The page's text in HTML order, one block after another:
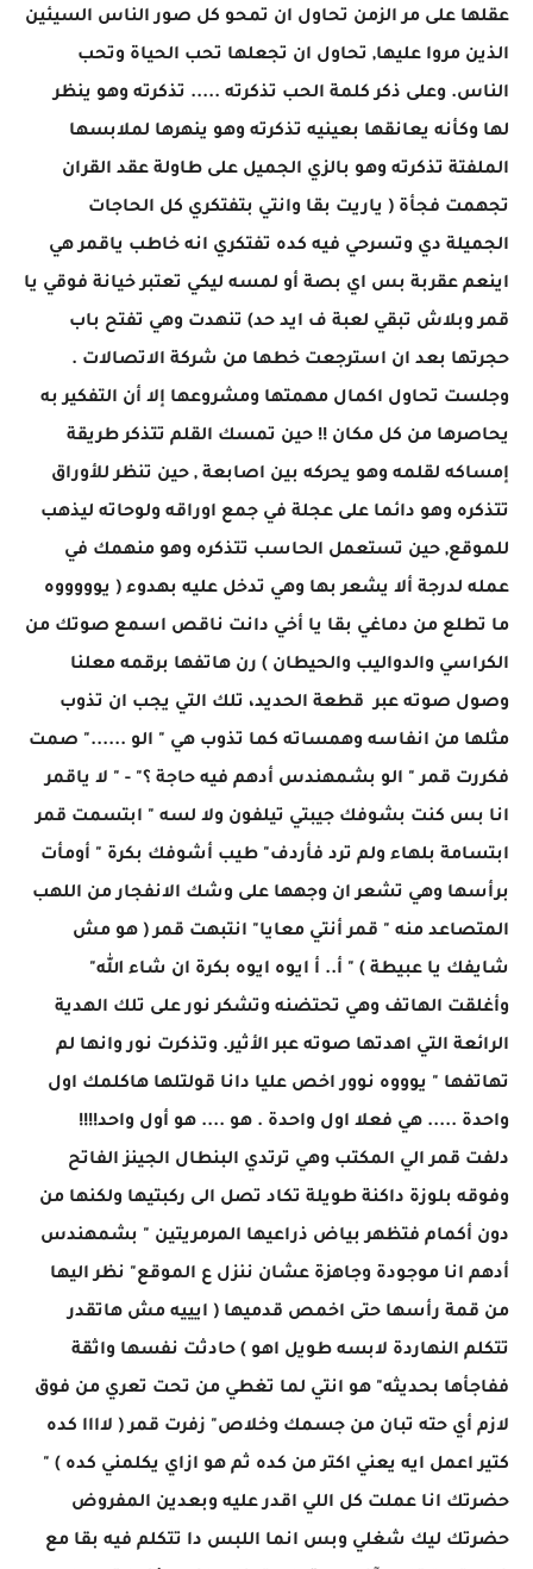
عقلها على مر الزمن تحاول ان تمحو كل صور الناس السيئين
الذين مروا عليها, تحاول ان تجعلها تحب الحياة وتحب
الناس. وعلى ذكر كلمة الحب تذكرته ..... تذكرته وهو ينظر
لها وكأنه يعانقها بعينيه تذكرته وهو ينهرها لملابسها
الملفتة تذكرته وهو بالزي الجميل على طاولة عقد القران
تجهمت فجأة ( ياريت بقا وانتي بتفتكري كل الحاجات
الجميلة دي وتسرحي فيه كده تفتكري انه خاطب ياقمر هي
اينعم عقربة بس اي بصة أو لمسه ليكي تعتبر خيانة فوقي يا
قمر وبلاش تبقي لعبة ف ايد حد) تنهدت وهي تفتح باب
حجرتها بعد ان استرجعت خطها من شركة الاتصالات .
وجلست تحاول اكمال مهمتها ومشروعها إلا أن التفكير به
يحاصرها من كل مكان !! حين تمسك القلم تتذكر طريقة
إمساكه لقلمه وهو يحركه بين اصابعة , حين تنظر للأوراق
تتذكره وهو دائما على عجلة في جمع اوراقه ولوحاته ليذهب
للموقع, حين تستعمل الحاسب تتذكره وهو منهمك في
عمله لدرجة ألا يشعر بها وهي تدخل عليه بهدوء ( يوووووه
ما تطلع من دماغي بقا يا أخي دانت ناقص اسمع صوتك من
الكراسي والدواليب والحيطان ) رن هاتفها برقمه معلنا
وصول صوته عبر قطعة الحديد، تلك التي يجب ان تذوب
مثلها من انفاسه وهمساته كما تذوب هي " الو ......" صمت
فكررت قمر " الو بشمهندس أدهم فيه حاجة ؟" - " لا ياقمر
انا بس كنت بشوفك جيبتي تيلفون ولا لسه " ابتسمت قمر
ابتسامة بلهاء ولم ترد فأردف" طيب أشوفك بكرة " أومأت
برأسها وهي تشعر ان وجهها على وشك الانفجار من اللهب
المتصاعد منه " قمر أنتي معايا" انتبهت قمر ( هو مش
شايفك يا عبيطة ) " أ.. أ ايوه ايوه بكرة ان شاء الله"
وأغلقت الهاتف وهي تحتضنه وتشكر نور على تلك الهدية
الرائعة التي اهدتها صوته عبر الأثير. وتذكرت نور وانها لم
تهاتفها " يوووه نوور اخص عليا دانا قولتلها هاكلمك اول
واحدة ..... هي فعلا اول واحدة . هو .... هو أول واحد!!!!
دلفت قمر الي المكتب وهي ترتدي البنطال الجينز الفاتح
وفوقه بلوزة داكنة طويلة تكاد تصل الى ركبتيها ولكنها من
دون أكمام فتظهر بياض ذراعيها المرمريتين " بشمهندس
أدهم انا موجودة وجاهزة عشان ننزل ع الموقع" نظر اليها
من قمة رأسها حتى اخمص قدميها ( ايييه مش هاتقدر
تتكلم النهاردة لابسه طويل اهو ) حادثت نفسها واثقة
ففاجأها بحديثه" هو انتي لما تغطي من تحت تعري من فوق
لازم أي حته تبان من جسمك وخلاص" زفرت قمر ( لاااا كده
كتير اعمل ايه يعني اكتر من كده ثم هو ازاي يكلمني كده ) "
حضرتك انا عملت كل اللي اقدر عليه وبعدين المفروض
حضرتك ليك شغلي وبس انما اللبس دا تتكلم فيه بقا مع